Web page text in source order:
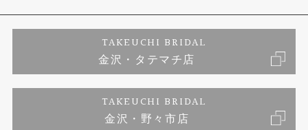
婚約ネックレス
ダイヤモンド
ジュエリーリフォーム
プロポーズサポート
ブランドリスト
福井指輪工房｜手作りペアリング
お客様の声
プライバシーポリシー
TAKEUCHI BRIDAL
金沢・タテマチ店
TAKEUCHI BRIDAL
金沢・野々市店